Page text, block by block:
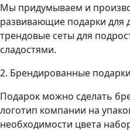
Мы придумываем и
развивающие подарки для
трендовые сеты для
сладостями.
2. Брендированные подарки
Подарок можно сделать
логотип компании на
необходимости цвета